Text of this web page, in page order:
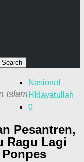
Islam
Nasional
HIdayatullah
0
Pesantren,
Ragu Lagi